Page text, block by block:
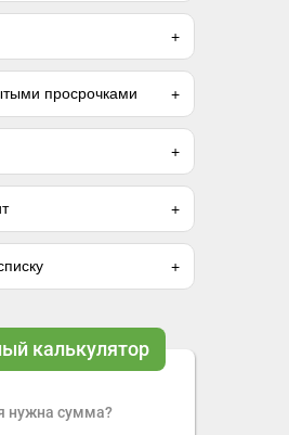
просрочками
калькулятор
нужна сумма?